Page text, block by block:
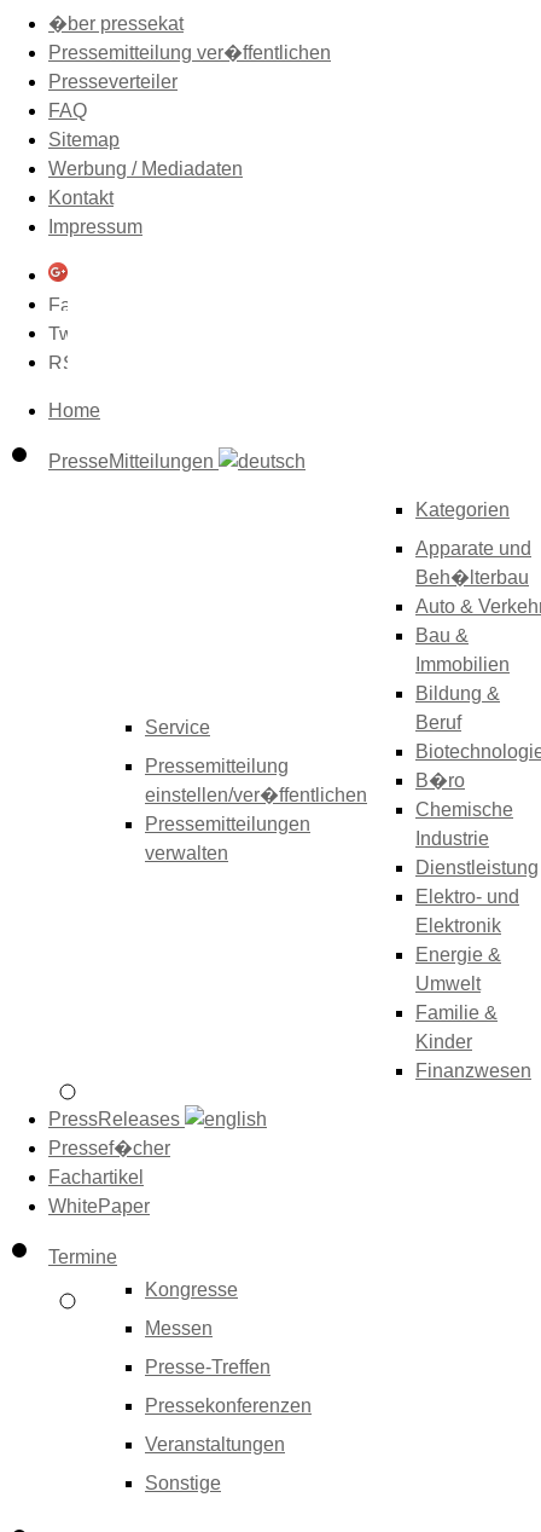
�ber pressekat
Pressemitteilung ver�ffentlichen
Presseverteiler
FAQ
Sitemap
Werbung / Mediadaten
Kontakt
Impressum
Home
PresseMitteilungen
Service
Pressemitteilung
einstellen/ver�ffentlichen
Pressemitteilungen
verwalten
Kategorien
Apparate und
Beh�lterbau
Auto &
Bau &
Immobilien
Bildung &
Beruf
B�ro
Chemische
Industrie
Dienstleistung
Elektro- und
Elektronik
Energie &
Umwelt
Familie &
Kinder
Finanzwesen
PressReleases
Pressef�cher
Fachartikel
WhitePaper
Termine
Kongresse
Messen
Presse-Treffen
Pressekonferenzen
Veranstaltungen
Sonstige